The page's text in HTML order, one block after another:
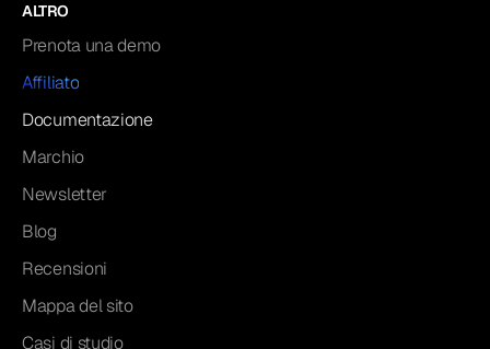
ALTRO
Prenota una demo
Affiliato
Documentazione
Marchio
Newsletter
Blog
Recensioni
Mappa del sito
Casi di studio